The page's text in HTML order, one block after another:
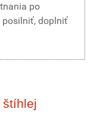
po
posilniť, doplniť
štíhlej